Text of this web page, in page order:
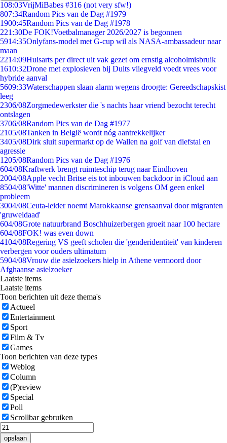
108:03VrijMiBabes #316 (not very sfw!)
807:34Random Pics van de Dag #1979
1900:45Random Pics van de Dag #1978
221:30De FOK!Voetbalmanager 2026/2027 is begonnen
5914:35Onlyfans-model met G-cup wil als NASA-ambassadeur naar
maan
2214:09Huisarts per direct uit vak gezet om ernstig alcoholmisbruik
1610:32Drone met explosieven bij Duits vliegveld voedt vrees voor
hybride aanval
5609:33Waterschappen slaan alarm wegens droogte: Gereedschapskist
leeg
2306/08Zorgmedewerkster die 's nachts haar vriend bezocht terecht
ontslagen
3706/08Random Pics van de Dag #1977
2105/08Tanken in België wordt nóg aantrekkelijker
3405/08Dirk sluit supermarkt op de Wallen na golf van diefstal en
agressie
1205/08Random Pics van de Dag #1976
604/08Kraftwerk brengt ruimteschip terug naar Eindhoven
2004/08Apple vecht Britse eis tot inbouwen backdoor in iCloud aan
8504/08'Witte' mannen discrimineren is volgens OM geen enkel
probleem
3004/08Ceuta-leider noemt Marokkaanse grensaanval door migranten
'gruweldaad'
604/08Grote natuurbrand Boschhuizerbergen groeit naar 100 hectare
604/08FOK! was even down
4104/08Regering VS geeft scholen die 'genderidentiteit' van kinderen
verbergen voor ouders ultimatum
5904/08Vrouw die asielzoekers hielp in Athene vermoord door
Afghaanse asielzoeker
Laatste items
Laatste items
Toon berichten uit deze thema's
Actueel
Entertainment
Sport
Film & Tv
Games
Toon berichten van deze types
Weblog
Column
(P)review
Special
Poll
Scrollbar gebruiken
opslaan